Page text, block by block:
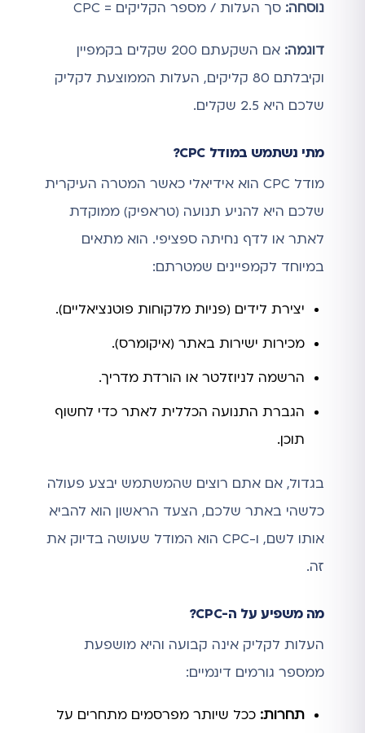
נוסחה: סך העלות / מספר הקליקים = CPC
דוגמה:
אם השקעתם 200 שקלים בקמפיין
וקיבלתם 80 קליקים, העלות הממוצעת לקליק
שלכם היא 2.5 שקלים.
מתי נשתמש במודל CPC?
מודל CPC הוא אידיאלי כאשר המטרה העיקרית
שלכם היא להניע תנועה (טראפיק) ממוקדת
לאתר או לדף נחיתה ספציפי. הוא מתאים
במיוחד לקמפיינים שמטרתם:
יצירת לידים (פניות מלקוחות פוטנציאליים).
מכירות ישירות באתר (איקומרס).
הרשמה לניוזלטר או הורדת מדריך.
הגברת התנועה הכללית לאתר כדי לחשוף
תוכן.
בגדול, אם אתם רוצים שהמשתמש יבצע פעולה
כלשהי באתר שלכם, הצעד הראשון הוא להביא
אותו לשם, ו-CPC הוא המודל שעושה בדיוק את
זה.
מה משפיע על ה-CPC?
העלות לקליק אינה קבועה והיא מושפעת
ממספר גורמים דינמיים:
תחרות: ככל שיותר מפרסמים מתחרים על